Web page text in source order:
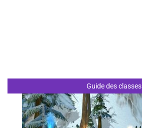
Guide des classes